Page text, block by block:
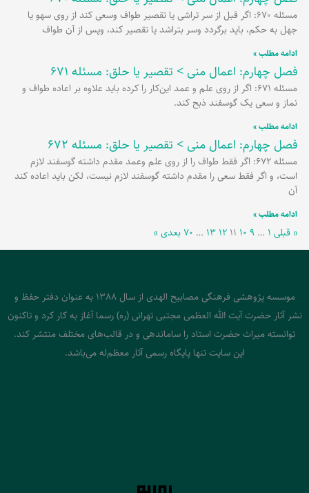
مسئله 670: اگر قبل از سر تراشی یا تقصیر طواف وسعی کند از روی سهو یا
جهل به حکم، باید برگردد وسر بتراشد یا تقصیر کند، وپس از آن طواف
ادامه مطلب »
فصل چهارم: اعمال منی > تقصیر یا حلق: مسئله 671
مسئله 671: اگر از روی علم و عمد این‌کار را کرده باید علاوه بر اعاده طواف و
نماز و سعی یک گوسفند ذبح کند.
ادامه مطلب »
فصل چهارم: اعمال منی > تقصیر یا حلق: مسئله 672
مسئله 672: اگر فقط طواف را از روی علم وعمد مقدم داشته گوسفند لازم
است، و اگر فقط سعی را مقدم داشته گوسفند لازم نیست، لکن باید اعاده کند
آن
ادامه مطلب »
« قبلی ۱ … ۹ ۱۰ ۱۱ ۱۲ ۱۳ … ۷۰بعدی »
موسسه پژوهشی فرهنگی مصابیح الهدی از سال 1388 به عنوان دفتر حفظ و
نشر آثار حضرت آیت الله العظمی مجتبی تهرانی (ره) رسما آغاز به کار کرد و تاکنون
توانسته میراث حضرت استاد را ساماندهی و در قالب‌های مختلف منتشر کند.
این سایت تنها پایگاه رسمی آثار معظم‌له می‌باشد.